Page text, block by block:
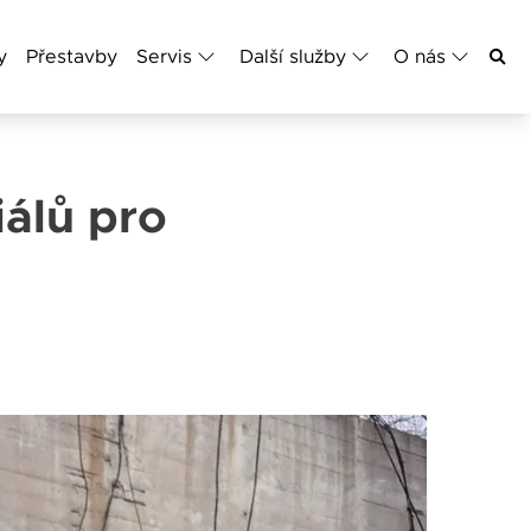
Přestavby Servis Další služby O nás
pro